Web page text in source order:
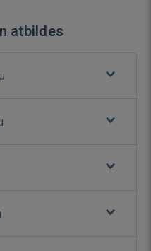
atbildes